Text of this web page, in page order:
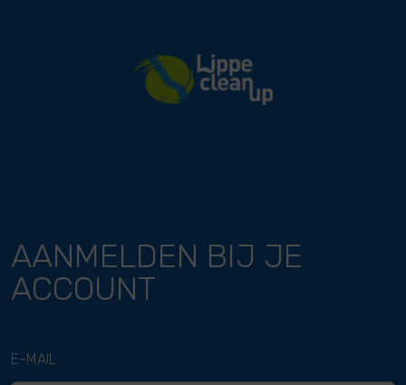
River Cleanup
AANMELDEN BIJ JE
ACCOUNT
E-MAIL